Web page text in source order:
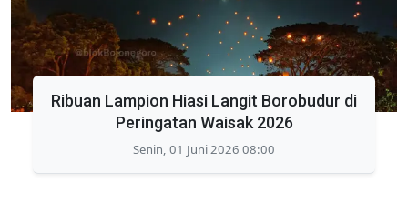
Ribuan Lampion Hiasi Langit Borobudur di
Peringatan Waisak 2026
Senin, 01 Juni 2026 08:00